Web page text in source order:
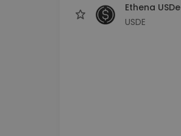
Ethena USDe
USDE